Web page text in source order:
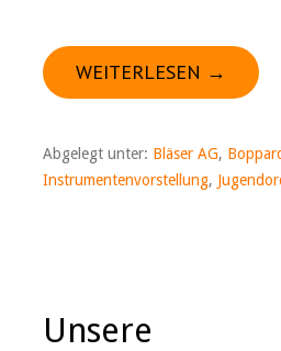
WEITERLESEN →
Abgelegt unter: Bläser AG,
Instrumentenvorstellung,
Unsere